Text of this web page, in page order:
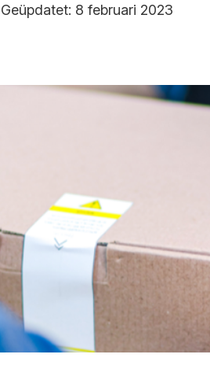
Geüpdatet: 8 februari 2023